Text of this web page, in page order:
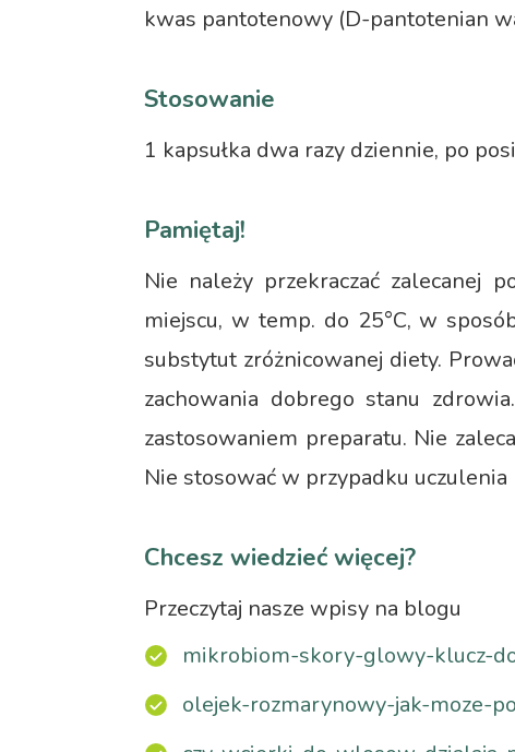
kwas pantotenowy (D-pantotenian
Stosowanie
1 kapsułka dwa razy dziennie, po
Pamiętaj!
Nie należy przekraczać zalecanej
miejscu, w temp. do 25°C, w
substytut zróżnicowanej diety.
zachowania dobrego stanu
zastosowaniem preparatu. Nie
Nie stosować w przypadku
Chcesz wiedzieć więcej?
Przeczytaj nasze wpisy na blogu
mikrobiom-skory-glowy-klucz-
olejek-rozmarynowy-jak-moze-